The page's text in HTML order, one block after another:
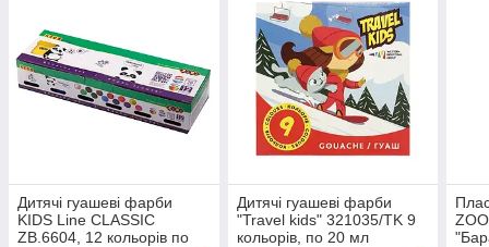
Дитячі гуашеві фарби
KIDS Line CLASSIC
ZB.6604, 12 кольорів по
Дитячі гуашеві фарби
"Travel kids" 321035/TK 9
кольорів, по 20 мл